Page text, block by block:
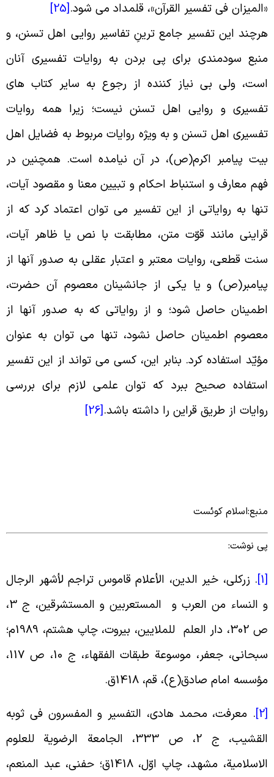
فی تفسیر القرآن»، قلمداد می شود.
[25]
این تفسیر جامع ترینِ تفاسیر روایى اهل تسنن، و
سودمندى براى پى بردن به روایات تفسیرى آنان
ولى بى نیاز کننده از رجوع به سایر کتاب هاى
و روایى اهل تسنن نیست؛ زیرا همه روایات
اهل تسنن و به ویژه روایات مربوط به فضایل اهل
پیامبر اکرم(ص)، در آن نیامده است. همچنین در
معارف و استنباط احکام و تبیین معنا و مقصود آیات،
به روایاتى از این تفسیر می توان اعتماد کرد که از
مانند قوّت متن، مطابقت با نص یا ظاهر آیات،
قطعى، روایات معتبر و اعتبار عقلى به صدور آنها از
و یا یکى از جانشینان معصوم آن حضرت،
حاصل شود؛ و از روایاتى که به صدور آنها از
اطمینان حاصل نشود، تنها می توان به عنوان
استفاده کرد. بنابر این، کسى می تواند از این تفسیر
صحیح ببرد که توان علمى لازم براى بررسى
از طریق قراین را داشته باشد.
[26]
کوئست
نوشت:
.زرکلی، خیر الدین، الأعلام قاموس تراجم لأشهر الرجال
و النساء من العرب و المستعربین و المستشرقین، ج 3،
ص 302، دار العلم للملایین، بیروت، چاپ هشتم، 1989م؛
سبحانى، جعفر، موسوعة طبقات الفقهاء، ج 10، ص 117،
امام صادق(ع)، قم، 1418ق
.
.معرفت، محمد هادى، التفسیر و المفسرون فی ثوبه
القشیب، ج 2، ص 333، الجامعة الرضویة للعلوم
الاسلامیة، مشهد، چاپ اوّل، 1418ق؛ حفنى، عبد المنعم،